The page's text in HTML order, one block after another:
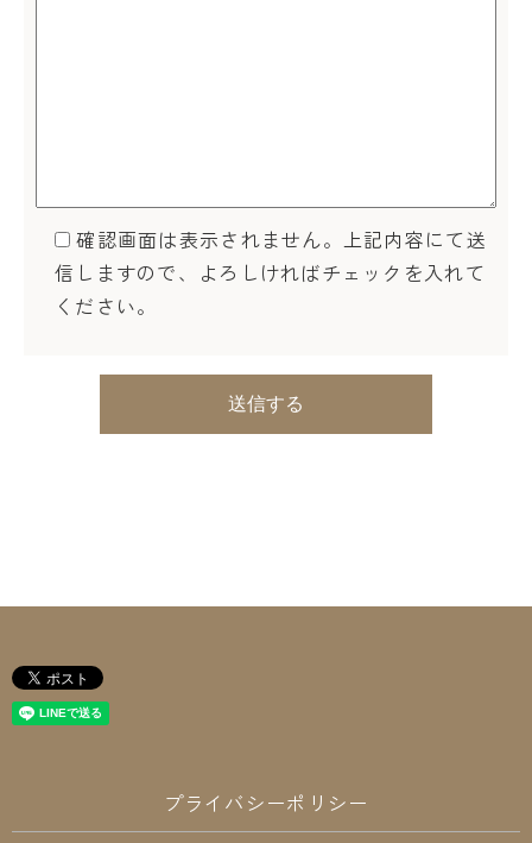
確認画面は表示されません。上記内容にて送
信しますので、よろしければチェックを入れて
ください。
プライバシーポリシー